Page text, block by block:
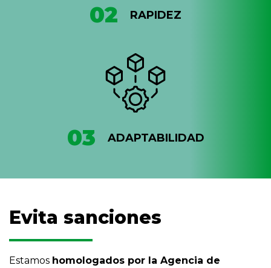
02 RAPIDEZ
03 ADAPTABILIDAD
Evita sanciones
Estamos homologados por la Agencia de